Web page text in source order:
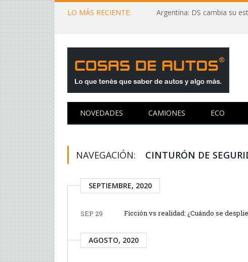
LO MÁS RECIENTE: Argentina: DS cambia su
NOVEDADES CAMIONES ECO
NAVEGACIÓN: CINTURÓN DE
SEPTIEMBRE, 2020
SEP 29 Ficción vs realidad: ¿Cuándo se
AGOSTO, 2020